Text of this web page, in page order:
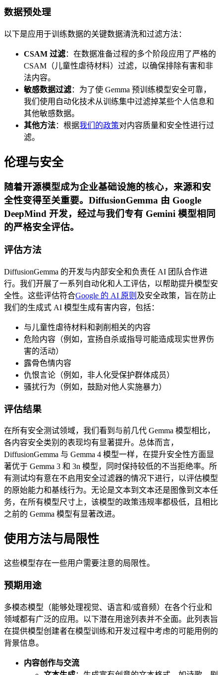
数据预处理
以下是应用于训练数据的关键数据清洗和过滤方法：
CSAM 过滤：在数据准备过程的多个阶段应用了严格的
CSAM（儿童性虐待材料）过滤，以确保排除有害和非
法内容。
敏感数据过滤：为了使 Gemma 预训练模型安全可靠，
我们使用自动化技术从训练集中过滤掉某些个人信息和
其他敏感数据。
其他方法：根据我们的政策对内容质量和安全性进行过
滤。
伦理与安全
随着开源模型成为企业基础设施的核心，来源和安
全性变得至关重要。DiffusionGemma 由 Google
DeepMind 开发，经过与我们专有 Gemini 模型相同
的严格安全评估。
评估方法
DiffusionGemma 的开发与内部安全和负责任 AI 团队合作进
行。我们开展了一系列自动化和人工评估，以帮助提升模型安
全性。这些评估符合Google 的 AI 原则 及安全政策，旨在防止
我们的生成式 AI 模型生成有害内容，包括：
与儿童性虐待材料和剥削相关的内容
危险内容（例如，宣扬自杀或指导可能造成现实世界伤
害的活动）
露骨色情内容
仇恨言论（例如，非人化受保护群体成员）
骚扰行为（例如，鼓励对他人实施暴力）
评估结果
在所有安全测试领域，我们看到与前几代 Gemma 模型相比，
各内容安全类别的表现均有显著提升。总体而言，
DiffusionGemma 与 Gemma 4 模型一样，在提升安全性方面显
著优于 Gemma 3 和 3n 模型，同时保持较低的不当拒绝率。所
有测试均有意在不启用安全过滤器的情况下进行，以评估模型
的原始能力和基线行为。无论是文本到文本还是图像到文本任
务，在所有模型尺寸上，该模型的政策违规率都极低，且相比
之前的 Gemma 模型有显著改进。
使用方法与局限性
这些模型存在一些用户需要注意的局限性。
预期用途
多模态模型（能够处理视觉、语言和/或音频）在各个行业和
领域都有广泛的应用。以下潜在用途列表并不全面。此列表旨
在提供模型创建者在模型训练和开发过程中考虑的可能用例的
背景信息。
内容创作与交流